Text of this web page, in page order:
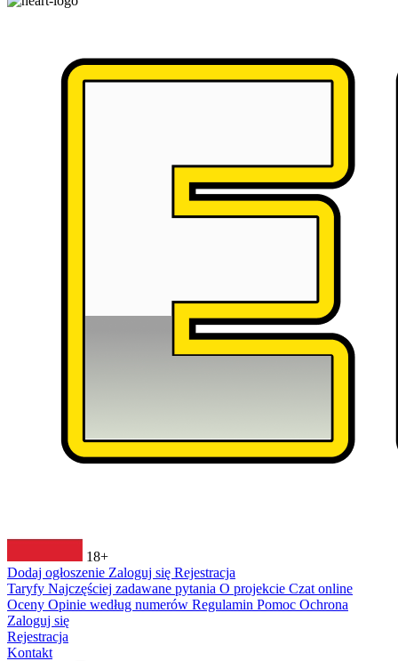
18+
Dodaj ogłoszenie Zaloguj się Rejestracja
Taryfy Najczęściej zadawane pytania O projekcie Czat online
Oceny Opinie według numerów Regulamin Pomoc Ochrona
Zaloguj się
Rejestracja
Kontakt